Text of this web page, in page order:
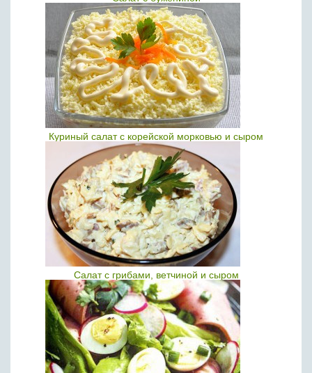
Куриный салат с корейской морковью и сыром
Салат с грибами, ветчиной и сыром